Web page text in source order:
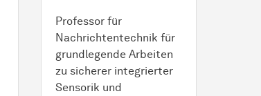
Professor für
Nachrichtentechnik für
grundlegende Arbeiten
zu sicherer integrierter
Sensorik und